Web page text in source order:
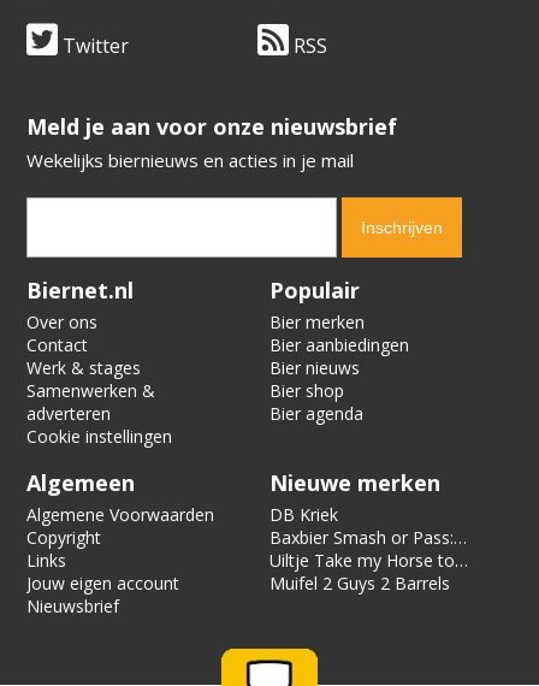
Twitter RSS
​​​​​​​Meld je aan voor onze nieuwsbrief
Wekelijks biernieuws en acties in je mail
Verification code:
Biernet.nl
Over ons
Contact
Werk & stages
Samenwerken &
adverteren
Cookie instellingen
Populair
Bier merken
Bier aanbiedingen
Bier nieuws
Bier shop
Bier agenda
Algemeen
Algemene Voorwaarden
Copyright
Links
Jouw eigen account
Nieuwsbrief
Nieuwe merken
DB Kriek
Baxbier Smash or Pass:
Strata
Uiltje Take my Horse to
the Hotel Room
Muifel 2 Guys 2 Barrels